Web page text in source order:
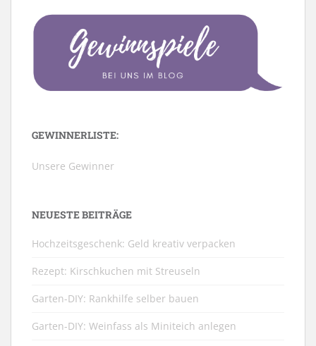
GEWINNERLISTE:
Unsere Gewinner
NEUESTE BEITRÄGE
Hochzeitsgeschenk: Geld kreativ verpacken
Rezept: Kirschkuchen mit Streuseln
Garten-DIY: Rankhilfe selber bauen
Garten-DIY: Weinfass als Miniteich anlegen